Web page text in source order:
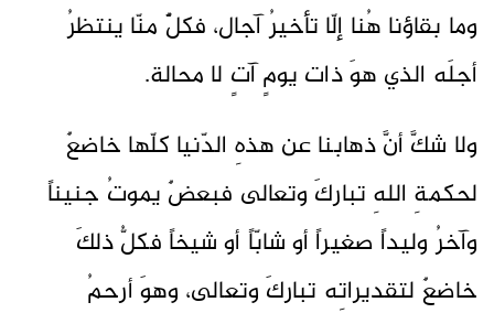
وما بقاؤنا هُنا إلّا تأخيرُ آجال، فكلٌّ منّا ينتظرُ
أجلَه الذي هوَ ذات يومٍ آتٍ لا محالة.
ولا شكَّ أنَّ ذهابنا عن هذهِ الدّنيا كلّها خاضعٌ
لحكمةِ اللهِ تباركَ وتعالى فبعضٌ يموتُ جنيناً
وآخرُ وليداً صغيراً أو شابّاً أو شيخاً فكلُّ ذلكَ
خاضعٌ لتقديراتِه تباركَ وتعالى، وهوَ أرحمُ